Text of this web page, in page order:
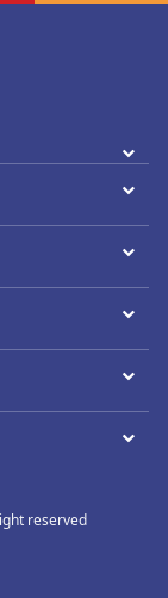
reserved